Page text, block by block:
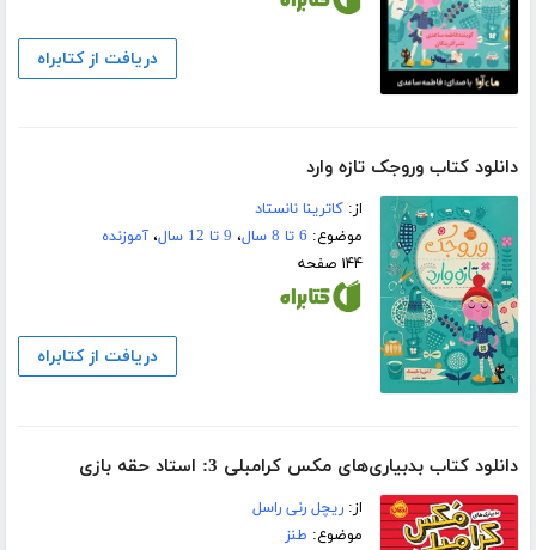
دریافت از کتابراه
دانلود کتاب وروجک تازه‌ وارد
از:کاترینا نانستاد
موضوع: 6 تا 8 سال ، 9 تا 12 سال ،آموزنده
۱۴۴ صفحه
دریافت از کتابراه
دانلود کتاب بدبیاری‌های مکس کرامبلی 3: استاد حقه بازی
از:ریچل رنی راسل
موضوع: طنز